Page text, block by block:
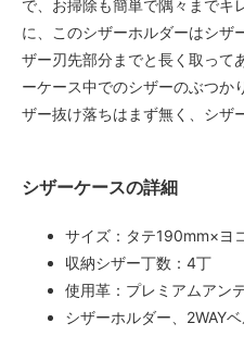
で、お掃除も簡単で隅々までキ
に、このシザーホルダーはシザ
ザー刃先部分までと長く取って
ーケース中でのシザーのぶつか
ザー抜け落ちはまず無く、シザ
シザーケースの詳細
サイズ：タテ190mm×ヨ
収納シザー丁数：4丁
使用革：プレミアムアン
シザーホルダー、2WAY